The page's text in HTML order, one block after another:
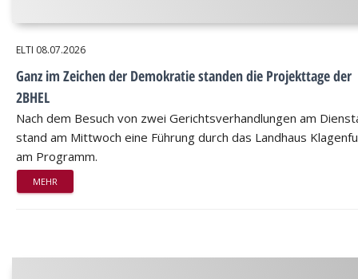
ELTI 08.07.2026
Ganz im Zeichen der Demokratie standen die Projekttage der
2BHEL
Nach dem Besuch von zwei Gerichtsverhandlungen am
stand am Mittwoch eine Führung durch das Landhaus
am Programm.
MEHR